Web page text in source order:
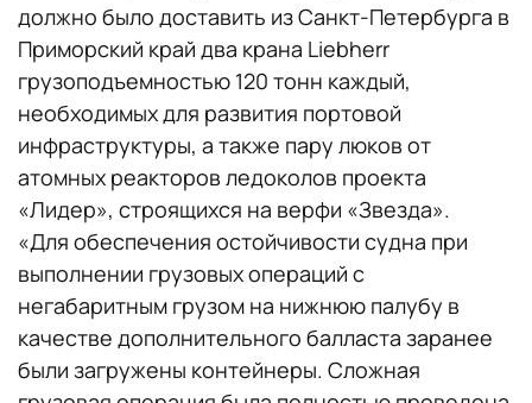
должно было доставить из Санкт-Петербурга в
Приморский край два крана Liebherr
грузоподъемностью 120 тонн каждый,
необходимых для развития портовой
инфраструктуры, а также пару люков от
атомных реакторов ледоколов проекта
«Лидер», строящихся на верфи «Звезда».
«Для обеспечения остойчивости судна при
выполнении грузовых операций с
негабаритным грузом на нижнюю палубу в
качестве дополнительного балласта заранее
были загружены контейнеры. Сложная